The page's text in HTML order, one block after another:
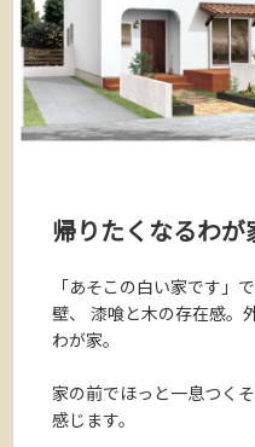
帰りたくなるわが
「あそこの白い家です」
壁、
漆喰と木の存在感。
わが家。
家の前でほっと一息つく
感じます。